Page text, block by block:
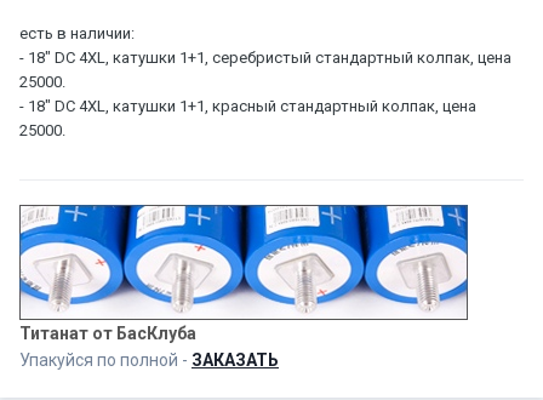
есть в наличии:
- 18" DC 4XL, катушки 1+1, серебристый стандартный колпак, цена
25000.
- 18" DC 4XL, катушки 1+1, красный стандартный колпак, цена
25000.
Титанат от БасКлуба
Упакуйся по полной - ЗАКАЗАТЬ